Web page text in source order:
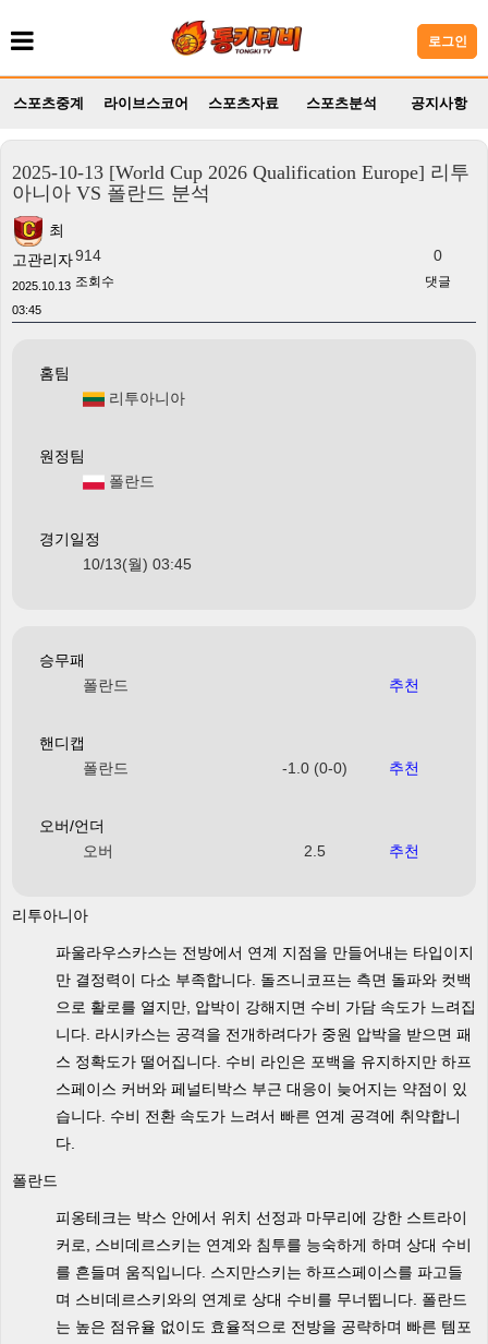
로그인
스포츠중계 라이브스코어 스포츠자료 스포츠분석 공지사항
2025-10-13 [World Cup 2026 Qualification Europe] 리투
아니아 VS 폴란드 분석
최
고관리자
2025.10.13
03:45
914
조회수
0
댓글
홈팀
리투아니아
원정팀
폴란드
경기일정
10/13(월) 03:45
승무패
폴란드
추천
핸디캡
폴란드
-1.0 (0-0) 추천
오버/언더
오버
2.5 추천
리투아니아
파울라우스카스는 전방에서 연계 지점을 만들어내는 타입이지
만 결정력이 다소 부족합니다. 돌즈니코프는 측면 돌파와 컷백
으로 활로를 열지만, 압박이 강해지면 수비 가담 속도가 느려집
니다. 라시카스는 공격을 전개하려다가 중원 압박을 받으면 패
스 정확도가 떨어집니다. 수비 라인은 포백을 유지하지만 하프
스페이스 커버와 페널티박스 부근 대응이 늦어지는 약점이 있
습니다. 수비 전환 속도가 느려서 빠른 연계 공격에 취약합니
다.
폴란드
피옹테크는 박스 안에서 위치 선정과 마무리에 강한 스트라이
커로, 스비데르스키는 연계와 침투를 능숙하게 하며 상대 수비
를 흔들며 움직입니다. 스지만스키는 하프스페이스를 파고들
며 스비데르스키와의 연계로 상대 수비를 무너뜁니다. 폴란드
는 높은 점유율 없이도 효율적으로 전방을 공략하며 빠른 템포